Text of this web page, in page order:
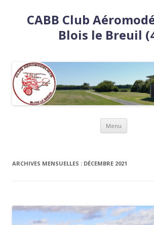
CABB Club
Blois le Breuil
Menu Aller
ARCHIVES MENSUELLES : DÉCEMBRE 2021